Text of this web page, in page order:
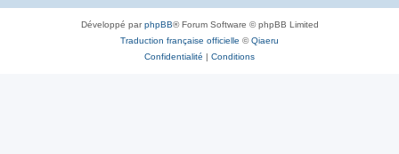
Développé parphpBB® Forum Software © phpBB Limited
Traduction française officielle ©Qiaeru
Confidentialité | Conditions